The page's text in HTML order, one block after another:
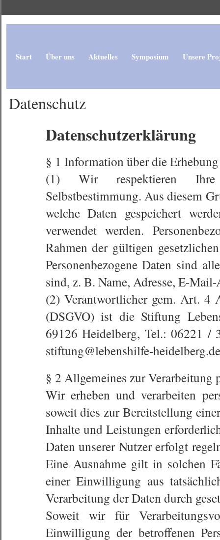
Start Über uns Aktuelles Symposium Unsere
Datenschutz
Datenschutzerklärung
§ 1 Information über die
(1) Wir respektieren Ihre
Selbstbestimmung. Aus diesem
welche Daten gespeichert
verwendet werden.
Rahmen der gültigen
Personenbezogene Daten sind
sind, z. B. Name, Adresse, E-
(2) Verantwortlicher gem. Art. 4
(DSGVO) ist die Stiftung
69126 Heidelberg, Tel.: 06221
stiftung@lebenshilfe-
§ 2 Allgemeines zur Verarbeitung
Wir erheben und verarbeiten
soweit dies zur Bereitstellung
Inhalte und Leistungen
Daten unserer Nutzer erfolgt
Eine Ausnahme gilt in solchen
einer Einwilligung aus
Verarbeitung der Daten durch
Soweit wir für
Einwilligung der betroffenen